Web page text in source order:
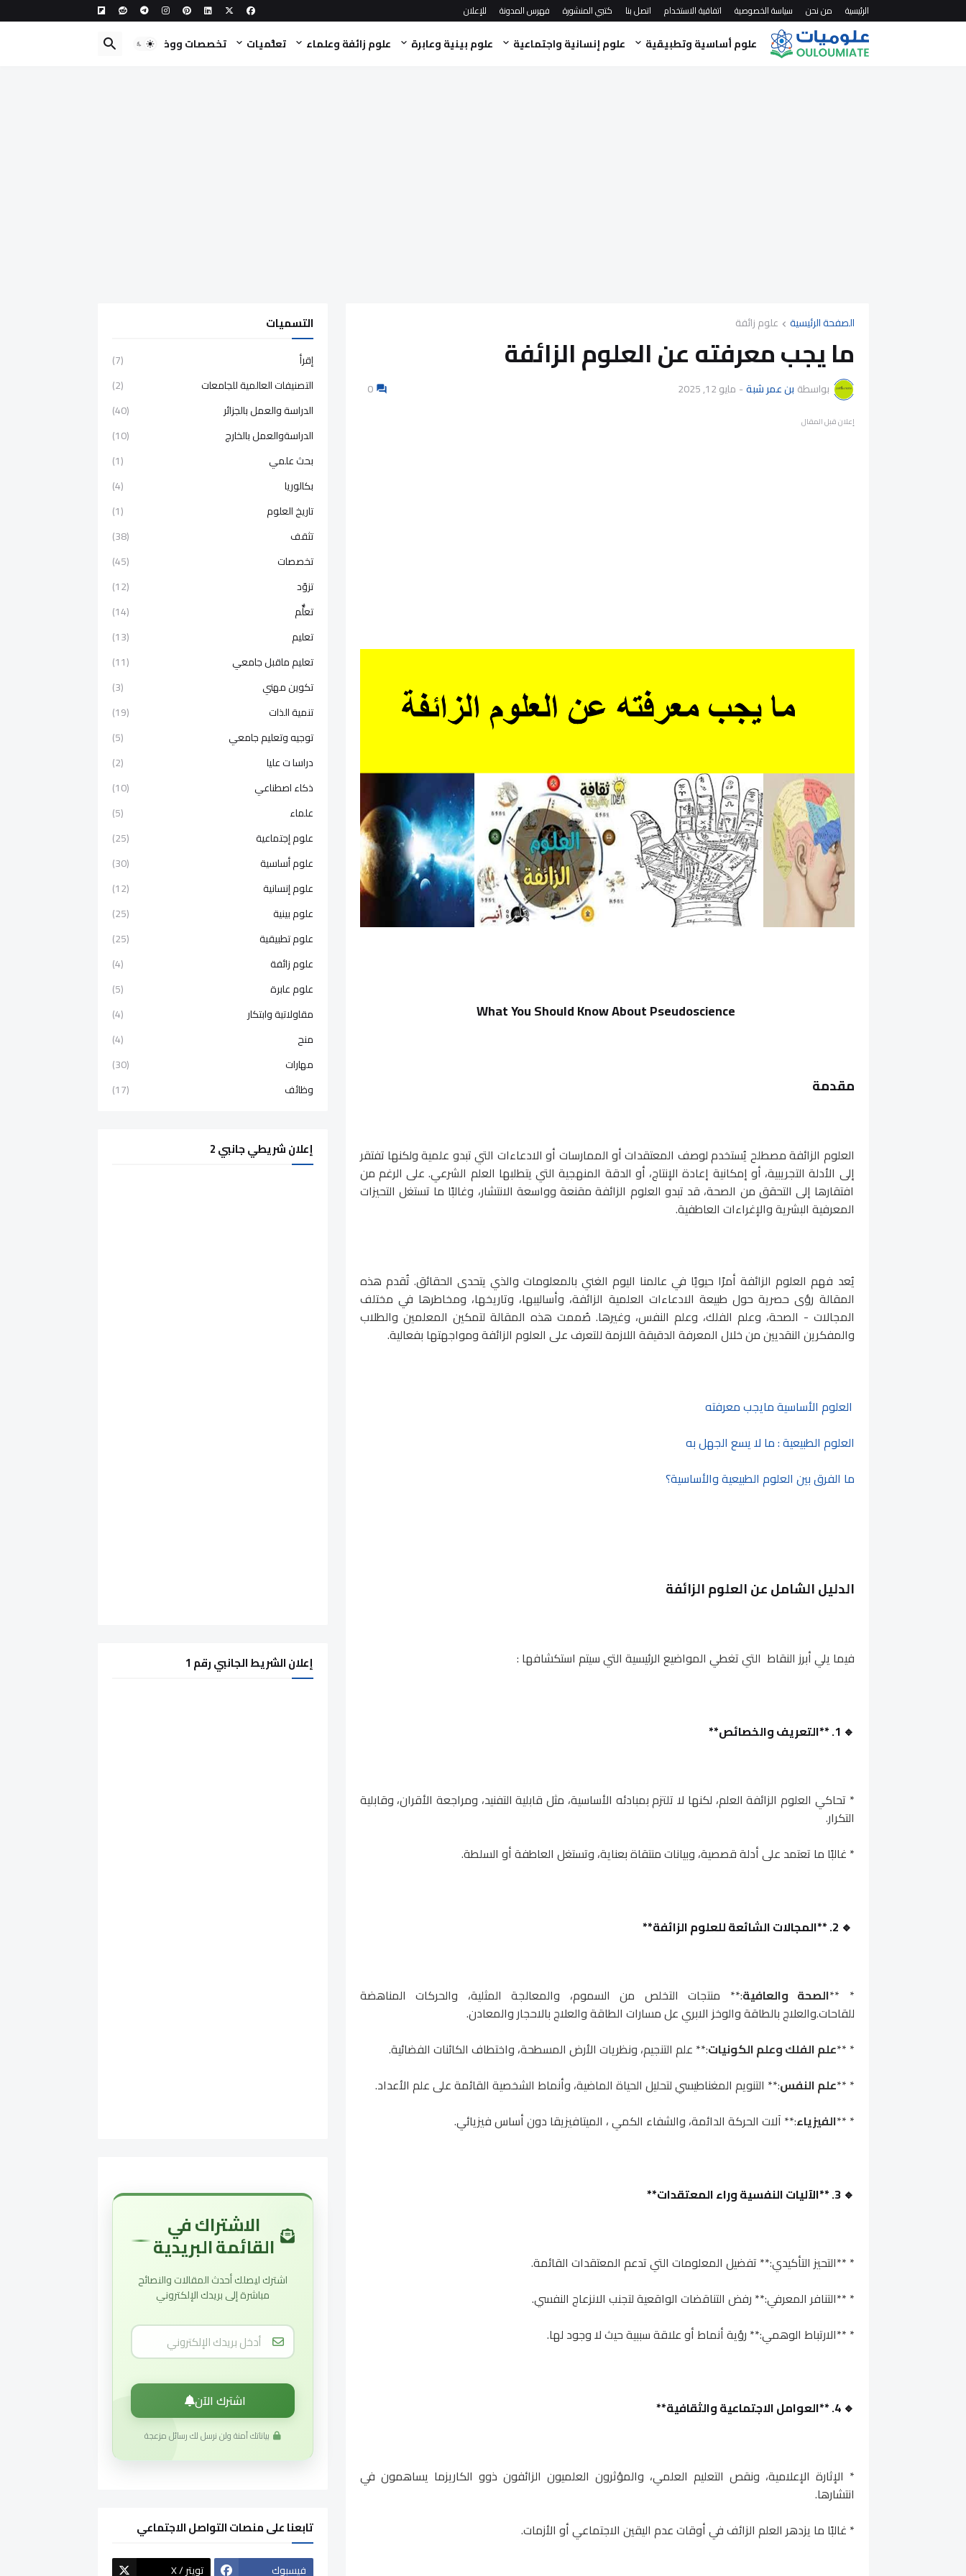
الرئيسية من نحن سياسة الخصوصية اتفاقية الاستخدام اتصل بنا كتبي المنشورة فهرس المدونة للإعلان
علوم أساسية وتطبيقية علوم إنسانية واجتماعية علوم بينية وعابرة علوم زائفة وعلماء تعلُّميات تخصصات ووظائف
الصفحة الرئيسية علوم زائفة
ما يجب معرفته عن العلوم الزائفة
بواسطة بن عمر شبة- مايو 12, 2025 0
إعلان قبل المقال
What You Should Know About Pseudoscience
مقدمة
العلوم الزائفة مصطلح يُستخدم لوصف المعتقدات أو الممارسات أو الادعاءات التي تبدو علمية ولكنها تفتقر
إلى الأدلة التجريبية، أو إمكانية إعادة الإنتاج، أو الدقة المنهجية التي يتطلبها العلم الشرعي. على الرغم من
افتقارها إلى التحقق من الصحة، قد تبدو العلوم الزائفة مقنعة وواسعة الانتشار، وغالبًا ما تستغل التحيزات
المعرفية البشرية والإغراءات العاطفية.
يُعد فهم العلوم الزائفة أمرًا حيويًا في عالمنا اليوم الغني بالمعلومات والذي يتحدى الحقائق. تُقدم هذه
المقالة رؤى حصرية حول طبيعة الادعاءات العلمية الزائفة، وأساليبها، وتاريخها، ومخاطرها في مختلف
المجالات - الصحة، وعلم الفلك، وعلم النفس، وغيرها. صُممت هذه المقالة لتمكين المعلمين والطلاب
والمفكرين النقديين من خلال المعرفة الدقيقة اللازمة للتعرف على العلوم الزائفة ومواجهتها بفعالية.
العلوم الأساسية مايجب معرفته
العلوم الطبيعية : ما لا يسع الجهل به
ما الفرق بين العلوم الطبيعية والأساسية؟
الدليل الشامل عن العلوم الزائفة
فيما يلي أبرز النقاط التي تغطي المواضيع الرئيسية التي سيتم استكشافها :
🔹 1. **التعريف والخصائص**
* تحاكي العلوم الزائفة العلم، لكنها لا تلتزم بمبادئه الأساسية، مثل قابلية التفنيد، ومراجعة الأقران، وقابلية
التكرار.
* غالبًا ما تعتمد على أدلة قصصية، وبيانات منتقاة بعناية، وتستغل العاطفة أو السلطة.
🔹 2. **المجالات الشائعة للعلوم الزائفة**
* **الصحة والعافية:** منتجات التخلص من السموم، والمعالجة المثلية، والحركات المناهضة
للقاحات.والعلاج بالطاقة والوخز الابري عل مسارات الطاقة والعلاج بالاحجار والمعادن.
* **علم الفلك وعلم الكونيات:** علم التنجيم، ونظريات الأرض المسطحة، واختطاف الكائنات الفضائية.
* **علم النفس:** التنويم المغناطيسي لتحليل الحياة الماضية، وأنماط الشخصية القائمة على علم الأعداد.
* **الفيزياء:** آلات الحركة الدائمة، والشفاء الكمي ، الميتافيزيقا دون أساس فيزيائي.
🔹 3. **الآليات النفسية وراء المعتقدات**
* **التحيز التأكيدي:** تفضيل المعلومات التي تدعم المعتقدات القائمة.
* **التنافر المعرفي:** رفض التناقضات الواقعية لتجنب الانزعاج النفسي.
* **الارتباط الوهمي:** رؤية أنماط أو علاقة سببية حيث لا وجود لها.
🔹 4. **العوامل الاجتماعية والثقافية**
* الإثارة الإعلامية، ونقص التعليم العلمي، والمؤثرون العلميون الزائفون ذوو الكاريزما يساهمون في
انتشارها.
* غالبًا ما يزدهر العلم الزائف في أوقات عدم اليقين الاجتماعي أو الأزمات.
التسميات
إقرأ
(7)
التصنيفات العالمية للجامعات
(2)
الدراسة والعمل بالجزائر
(40)
الدراسةوالعمل بالخارج
(10)
بحث علمي
(1)
بكالوريا
(4)
تاريخ العلوم
(1)
تثقف
(38)
تخصصات
(45)
تزوّد
(12)
تعلٌّم
(14)
تعليم
(13)
تعليم ماقبل جامعي
(11)
تكوين مهني
(3)
تنمية الذات
(19)
توجيه وتعليم جامعي
(5)
دراسا ت عليا
(2)
ذكاء اصطناعي
(10)
علماء
(5)
علوم إجتماعية
(25)
علوم أساسية
(30)
علوم إنسانية
(12)
علوم بينية
(25)
علوم تطبيقية
(25)
علوم زائفة
(4)
علوم عابرة
(5)
مقاولاتية وابتكار
(4)
منح
(4)
مهارات
(30)
وظائف
(17)
إعلان شريطي جانبي 2
إعلان الشريط الجانبي رقم 1
الاشتراك في
القائمة البريدية
اشترك ليصلك أحدث المقالات والنصائح
مباشرة إلى بريدك الإلكتروني
اشترك الآن
بياناتك آمنة ولن نرسل لك رسائل مزعجة
تابعنا على منصات التواصل الاجتماعي
فيسبوك X / تويتر